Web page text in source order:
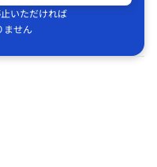
いただければ
ません